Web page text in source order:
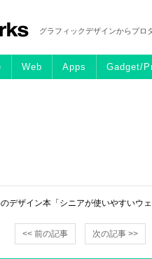
グラフィックデザインからプロ
Web Apps Gadget/
デザイン本「シニアが使いやすいウェ
<< 前の記事 次の記事 >>